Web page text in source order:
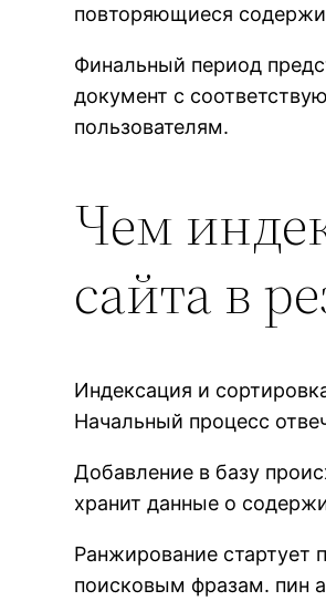
повторяющиеся
Финальный период
документ с
пользователям.
Чем
сайта в
Индексация и
Начальный процесс
Добавление в базу
хранит данные о
Ранжирование стартует
поисковым фразам. пин